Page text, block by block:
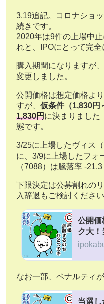
3.19追記。コロナショ
続きです。
2020年は9件の上場中
れと、IPOにとって完全
購入期間になりますが
変更しました。
公開価格は想定価格よ
すが、 仮条件（1,830円
1,830円に決まりました
態です。
3/25に上場したヴィス
に、3/9に上場したフォ
（7088）は騰落率 -
下限決定は公募割れの
入辞退もご検討ください
公開価
ク大
よう
なお一部、ペナルティ
当選